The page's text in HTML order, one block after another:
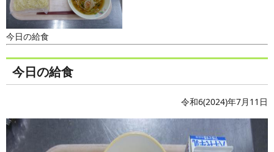
今日の給食
今日の給食
令和6(2024)年7月11日